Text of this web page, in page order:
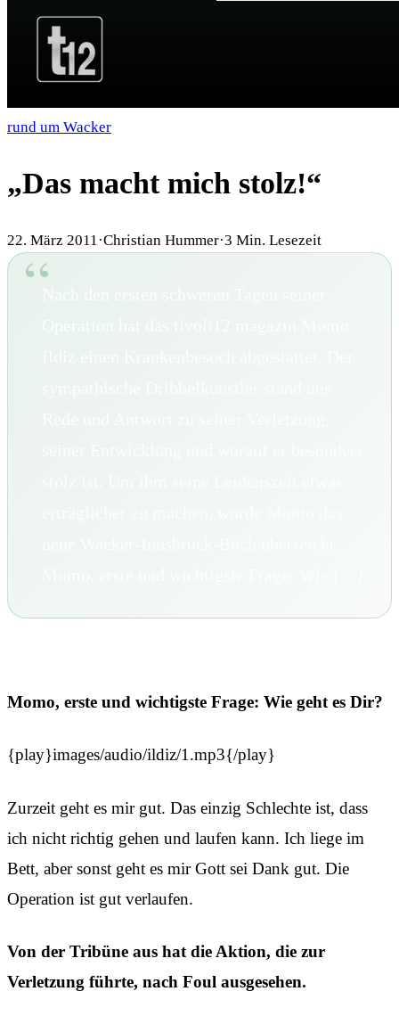
rund um Wacker
„Das macht mich stolz!“
22. März 2011 ·Christian Hummer·3 Min. Lesezeit
Momo, erste und wichtigste Frage: Wie geht es Dir?
{play}images/audio/ildiz/1.mp3{/play}
Zurzeit geht es mir gut. Das einzig Schlechte ist, dass
ich nicht richtig gehen und laufen kann. Ich liege im
Bett, aber sonst geht es mir Gott sei Dank gut. Die
Operation ist gut verlaufen.
Von der Tribüne aus hat die Aktion, die zur
Verletzung führte, nach Foul ausgesehen.